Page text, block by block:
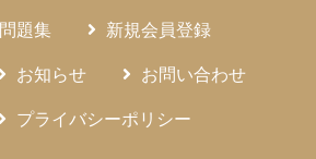
問題集 新規会員登録
お知らせ お問い合わせ
プライバシーポリシー